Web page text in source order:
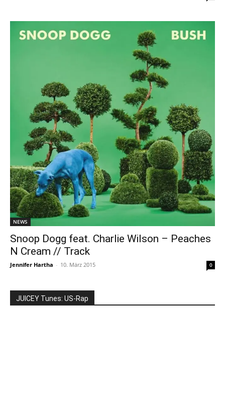
NEWS
Snoop Dogg feat. Charlie Wilson – Peaches
N Cream // Track
Jennifer Hartha - 10. März 2015 0
JUICEY Tunes: US-Rap